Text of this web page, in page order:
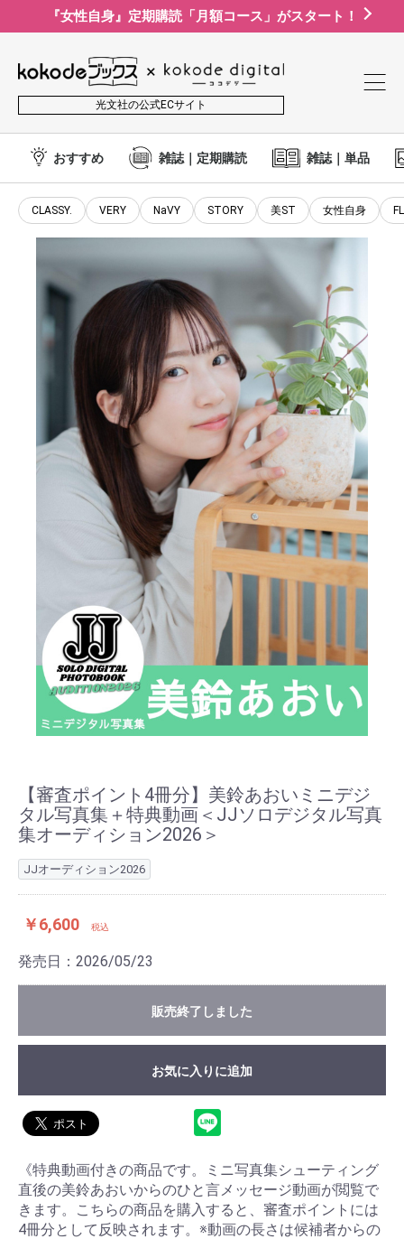
『女性自身』定期購読「月額コース」がスタート！
光文社の公式ECサイト
おすすめ 雑誌｜定期購読 雑誌｜単品
CLASSY. VERY NaVY STORY 美ST 女性自身
【審査ポイント4冊分】美鈴あおいミニデジ
タル写真集＋特典動画＜JJソロデジタル写真
集オーディション2026＞
JJオーディション2026
￥6,600 税込
発売日：2026/05/23
販売終了しました
お気に入りに追加
《特典動画付きの商品です。ミニ写真集シューティング
直後の美鈴あおいからのひと言メッセージ動画が閲覧で
きます。こちらの商品を購入すると、審査ポイントには
4冊分として反映されます。※動画の長さは候補者からの